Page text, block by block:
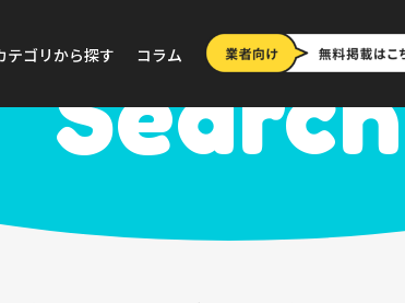
テゴリから探す
コラム
Search